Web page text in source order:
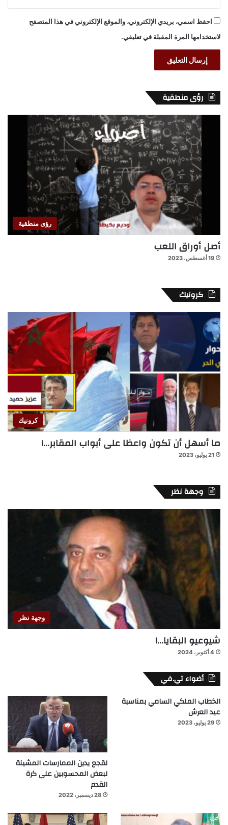
احفظ اسمي، بريدي الإلكتروني، والموقع الإلكتروني في هذا المتصفح
لاستخدامها المرة المقبلة في تعليقي.
رؤى منطقية
رؤى منطقية
أصل أوراق اللعب
19 أغسطس، 2023
كرونيك
كرونيك
ما أسهل أن تكون واعظا على أبواب المقابر…!
21 يوليو، 2023
وجهة نظر
وجهة نظر
شيوعيو البقايا…!
4 أكتوبر، 2024
أضواء تي.في
الخطاب الملكي السامي بمناسبة
عيد العرش
29 يوليو، 2023
لقجع يدين الممارسات المشينة
لبعض المحسوبين على كرة
القدم
28 ديسمبر، 2022